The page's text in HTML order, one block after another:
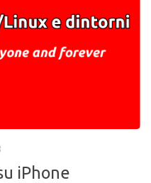
iPhone